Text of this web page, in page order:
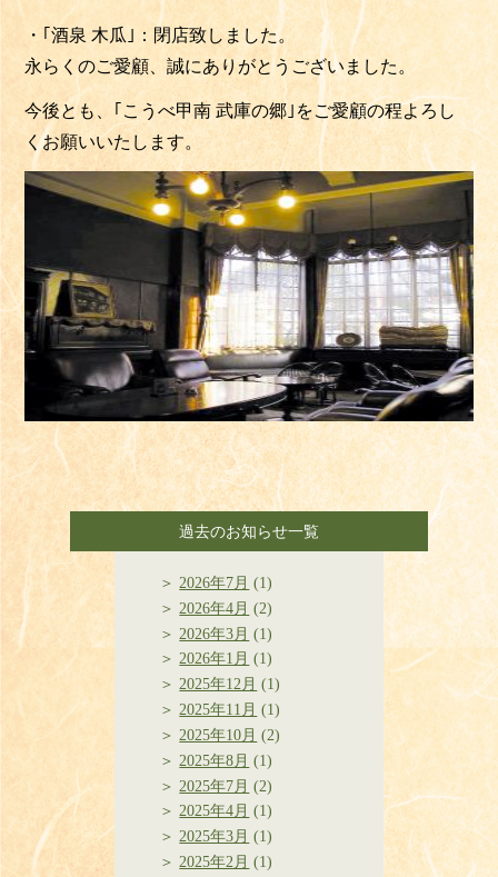
・｢酒泉 木瓜｣：閉店致しました。
永らくのご愛顧、誠にありがとうございました。
今後とも、｢こうべ甲南 武庫の郷｣をご愛顧の程よろし
くお願いいたします。
過去のお知らせ一覧
2026年7月 (1)
2026年4月 (2)
2026年3月 (1)
2026年1月 (1)
2025年12月 (1)
2025年11月 (1)
2025年10月 (2)
2025年8月 (1)
2025年7月 (2)
2025年4月 (1)
2025年3月 (1)
2025年2月 (1)